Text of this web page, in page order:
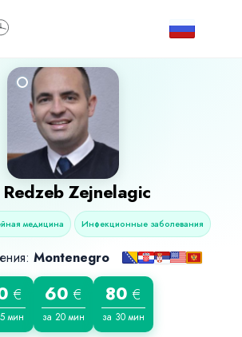
Redzeb Zejnelagic
медицина Инфекционные заболевания
Montenegro
€
мин
60 €
за 20 мин
80 €
за 30 мин